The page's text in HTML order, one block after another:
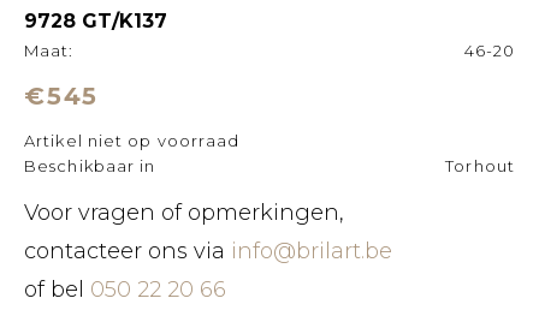
9728 GT/K137
Maat: 46-20
€545
Artikel niet op voorraad
Beschikbaar in
Torhout
Voor vragen of opmerkingen,
contacteer ons via info@brilart.be
of bel 050 22 20 66